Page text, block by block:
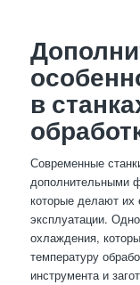
в
Современные
дополнительными
которые делают
эксплуатации.
охлаждения,
температуру
инструмента и